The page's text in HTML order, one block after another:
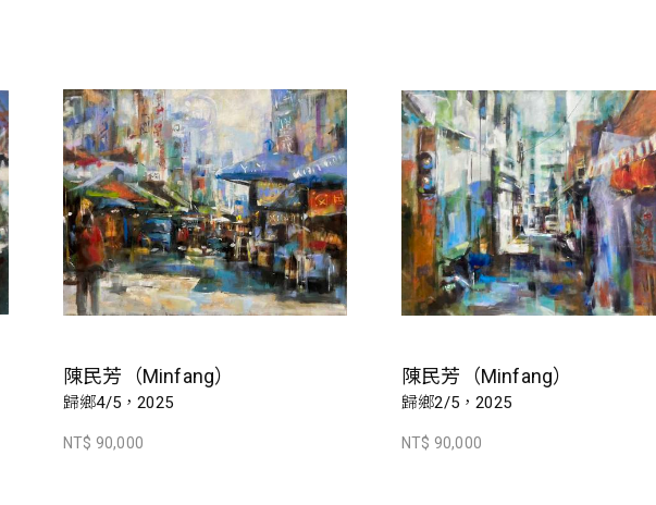
陳民芳（Minfang）
歸鄉4/5，2025
NT$ 90,000
陳民芳（Minfang）
歸鄉2/5，2025
NT$ 90,000